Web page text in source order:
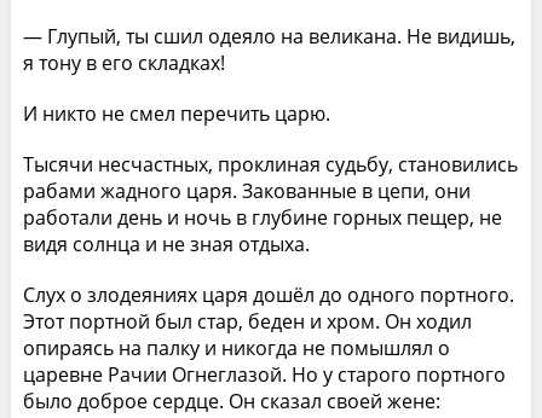
— Глупый, ты сшил одеяло на великана. Не видишь,
я тону в его складках!
И никто не смел перечить царю.
Тысячи несчастных, проклиная судьбу, становились
рабами жадного царя. Закованные в цепи, они
работали день и ночь в глубине горных пещер, не
видя солнца и не зная отдыха.
Слух о злодеяниях царя дошёл до одного портного.
Этот портной был стар, беден и хром. Он ходил
опираясь на палку и никогда не помышлял о
царевне Рачии Огнеглазой. Но у старого портного
было доброе сердце. Он сказал своей жене: